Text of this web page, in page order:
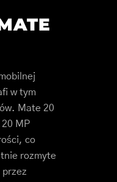
w tym
Mate 20
MP
co
rozmyte